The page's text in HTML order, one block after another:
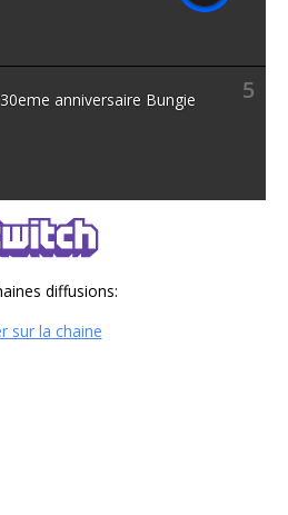
5
anniversaire Bungie
diffusions:
sur la chaine